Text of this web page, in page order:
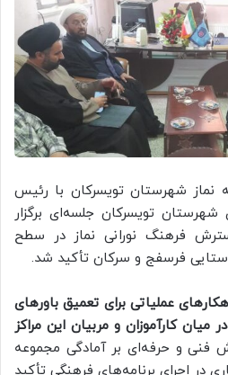
نماز شهرستان تویسرکان با رئیس
تویسرکان جلسه‌ای برگزار
فرهنگ نورانی نماز در سطح
فرسفج و سرکان تأکید شد.
عملیاتی برای تعمیق باورهای
میان کارآموزان و مربیان این مراکز
فنی و حرفه‌ای بر آمادگی مجموعه
در اجرای برنامه‌های فرهنگی تأکید